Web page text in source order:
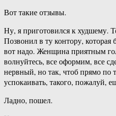
Вот такие отзывы.
Ну, я приготовился к худшему.
Позвонил в ту контору,
вот надо. Женщина приятным
волнуйтесь, все оформим, все
нервный, но так, чтоб прямо по
успокаивать, такого, пожалуй,
Ладно, пошел.